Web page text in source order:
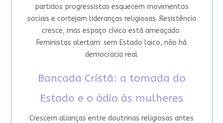
partidos progressistas esquecem movimentos
sociais e cortejam lideranças religiosas. Resistência
cresce, mas espaço cívico está ameaçado.
Feministas alertam: sem Estado laico, não há
democracia real
Bancada Cristã: a tomada do
Estado e o ódio às mulheres
Crescem alianças entre doutrinas religiosas antes